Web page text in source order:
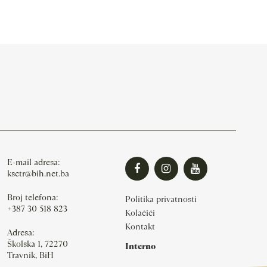
E-mail adresa:
ksctr@bih.net.ba
Broj telefona:
+387 30 518 823
Adresa:
Školska 1, 72270
Travnik, BiH
Politika privatnosti
Kolačići
Kontakt
Interno